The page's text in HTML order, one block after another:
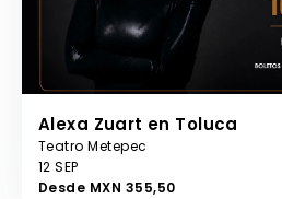
Alexa Zuart en Toluca
Teatro Metepec
12 SEP
Desde MXN 355,50